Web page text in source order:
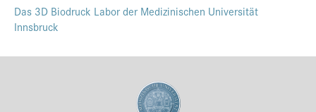
Das 3D Biodruck Labor der Medizinischen Universität
Innsbruck